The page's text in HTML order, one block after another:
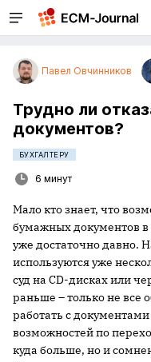
Павел Овчинников
Трудно ли
документов?
БУХГАЛТЕРУ
6 минут
Мало кто знает, что
бумажных документов в
уже достаточно давно.
используются уже
суд на CD-дисках или
раньше – только не все
работать с
возможностей по
куда больше, но и